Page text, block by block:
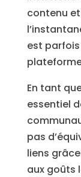
contenu
est
En tant
essentiel
pas
liens
aux goûts